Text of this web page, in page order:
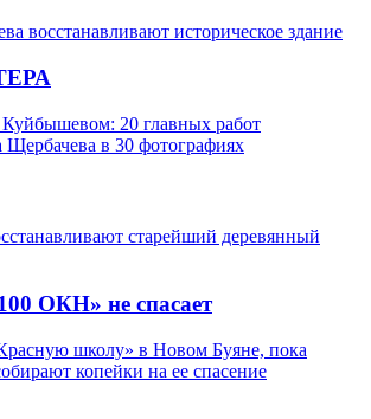
восстанавливают историческое здание
20 главных работ
Щербачева в 30 фотографиях
старейший деревянный
ОКН» не спасает
школу» в Новом Буяне, пока
копейки на ее спасение